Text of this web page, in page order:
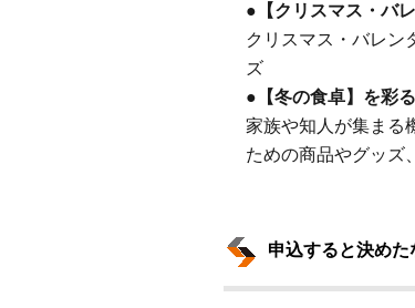
● 【クリスマス・バ
クリスマス・バレン
ズ
● 【冬の食卓】を彩
家族や知人が集まる
ための商品やグッズ
申込すると決めた